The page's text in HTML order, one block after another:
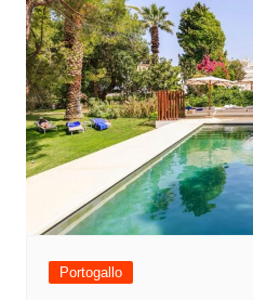
Portogallo